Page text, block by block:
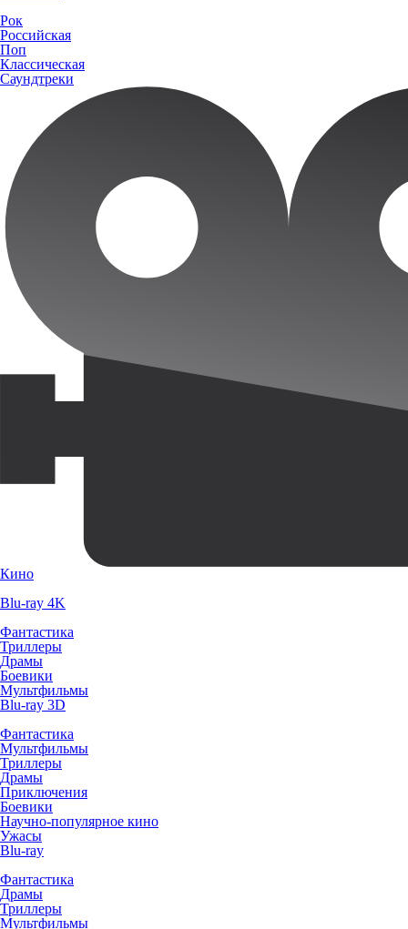
Рок
Российская
Поп
Классическая
Саундтреки
Кино
Blu-ray 4K
Фантастика
Триллеры
Драмы
Боевики
Мультфильмы
Blu-ray 3D
Фантастика
Мультфильмы
Триллеры
Драмы
Приключения
Боевики
Научно-популярное кино
Ужасы
Blu-ray
Фантастика
Драмы
Триллеры
Мультфильмы